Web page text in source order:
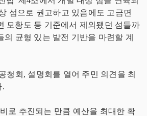
섬으로 권고하고 있음에도 고금면
모황도 등 기준에서 제외됐던 섬들까
의 균형 있는 발전 기반을 마련할 계
청회, 설명회를 열어 주민 의견을 최
.
로 추진되는 만큼 예산을 최대한 확